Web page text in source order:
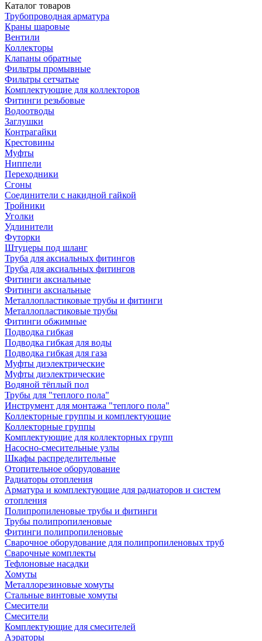
Каталог товаров
Трубопроводная арматура
Краны шаровые
Вентили
Коллекторы
Клапаны обратные
Фильтры промывные
Фильтры сетчатые
Комплектующие для коллекторов
Фитинги резьбовые
Водоотводы
Заглушки
Контрагайки
Крестовины
Муфты
Ниппели
Переходники
Сгоны
Соединители с накидной гайкой
Тройники
Уголки
Удлинители
Футорки
Штуцеры под шланг
Труба для аксиальных фитингов
Труба для аксиальных фитингов
Фитинги аксиальные
Фитинги аксиальные
Металлопластиковые трубы и фитинги
Металлопластиковые трубы
Фитинги обжимные
Подводка гибкая
Подводка гибкая для воды
Подводка гибкая для газа
Муфты диэлектрические
Муфты диэлектрические
Водяной тёплый пол
Трубы для "теплого пола"
Инструмент для монтажа "теплого пола"
Коллекторные группы и комплектующие
Коллекторные группы
Комплектующие для коллекторных групп
Насосно-смесительные узлы
Шкафы распределительные
Отопительное оборудование
Радиаторы отопления
Арматура и комплектующие для радиаторов и систем
отопления
Полипропиленовые трубы и фитинги
Трубы полипропиленовые
Фитинги полипропиленовые
Сварочное оборудование для полипропиленовых труб
Сварочные комплекты
Тефлоновые насадки
Хомуты
Металлорезиновые хомуты
Стальные винтовые хомуты
Смесители
Смесители
Комплектующие для смесителей
Аэраторы